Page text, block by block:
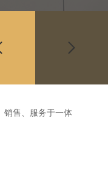
销售、服务于一体